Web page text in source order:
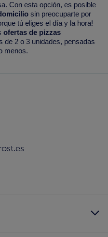
Con esta opción, es posible
sin preocuparte por
tú eliges el día y la hora!
ofertas de pizzas
de 2 o 3 unidades, pensadas
menos.